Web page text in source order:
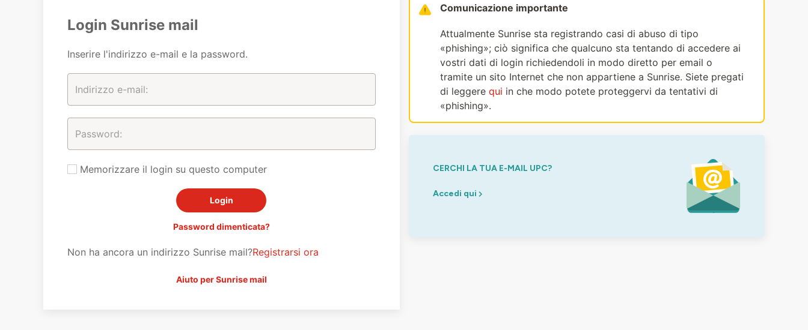
Login Sunrise mail
Inserire l'indirizzo e-mail e la password.
Memorizzare il login su questo computer
Password dimenticata?
Non ha ancora un indirizzo Sunrise mail?Registrarsi ora
Aiuto per Sunrise mail
Comunicazione importante
Attualmente Sunrise sta registrando casi di abuso di tipo
«phishing»; ciò significa che qualcuno sta tentando di accedere ai
vostri dati di login richiedendoli in modo diretto per email o
tramite un sito Internet che non appartiene a Sunrise. Siete pregati
di leggere qui in che modo potete proteggervi da tentativi di
«phishing».
CERCHI LA TUA E-MAIL UPC?
Accedi qui